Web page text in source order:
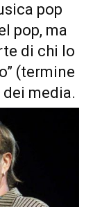
pop
pop, ma
di chi lo
(termine
media.